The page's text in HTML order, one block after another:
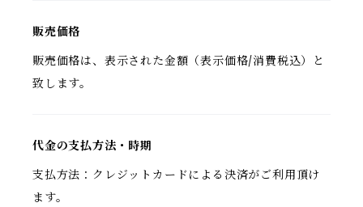
販売価格
販売価格は、表示された金額（表示価格/消費税込）と
致します。
代金の支払方法・時期
支払方法：クレジットカードによる決済がご利用頂け
ます。